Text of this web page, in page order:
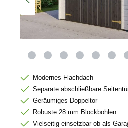
Modernes Flachdach
Separate abschließbare
Geräumiges Doppeltor
Robuste 28 mm Blockbohlen
Vielseitig einsetzbar ob als